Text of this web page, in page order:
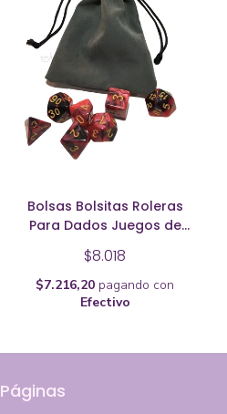
Bolsas Bolsitas Roleras
Para Dados Juegos de
$8.018
$7.216,20 pagando con
Efectivo
Páginas